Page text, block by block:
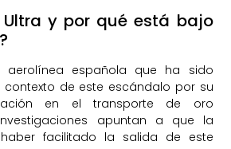
Ultra y por qué está bajo
aerolínea española que ha sido
de este escándalo por su
en el transporte de oro
apuntan a que la
facilitado la salida de este